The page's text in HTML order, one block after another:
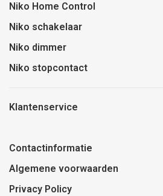
Niko Home Control
Niko schakelaar
Niko dimmer
Niko stopcontact
Klantenservice
Contactinformatie
Algemene voorwaarden
Privacy Policy